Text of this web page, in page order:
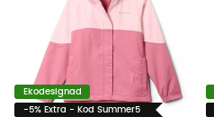
Ekodesignad
-5% Extra - Kod Summer5